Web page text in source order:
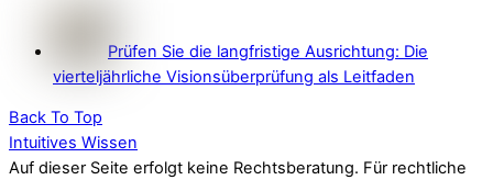
Prüfen Sie die langfristige Ausrichtung: Die
vierteljährliche Visionsüberprüfung als Leitfaden
Back To Top
Intuitives Wissen
Auf dieser Seite erfolgt keine Rechtsberatung. Für rechtliche